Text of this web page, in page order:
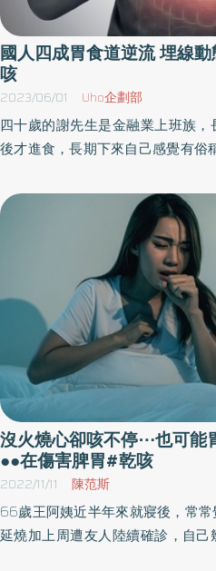
國人四成胃食道逆流 埋線
咳
2023/06/01 Uho企劃部
四十歲的謝先生是金融業上班族
後才進食，長期下來自己感覺有俗
直到最近，謝先生忽然發生火燒
夜經常被火燒心驚醒，到後來只
乾咳無法再入睡，隔天上班精神
精神緊繃、易怒，甚至動起自殺
醫藥大學附設醫院消化科蕭望德
先生進行「動態酸鹼值監測
公分細小導管，經謝先生的鼻腔
記錄器，持續24小時監測食道內的
經檢查發現，謝先生在夜間尤其
德醫師請謝先生更改服用制酸劑
戒除吃宵夜習慣後，夜間火燒心症
本的精神及活力。 六旬長者上腹部悶痛 以為赤酸跑遍醫院檢查 另一
個案例是64歲的詹女士，常感覺自
次跑到各醫療院所接受胃鏡檢查
不見改善，詹女士到蕭望德醫師門
鹼監測後，卻不像謝先生能找到
沒火燒心卻咳不停⋯也可能
●●在傷害脾胃#乾咳
2022/11/11 陳范斯
66歲王阿姨近半年來就寢後，常
延燒加上周遭友人陸續確診，自己